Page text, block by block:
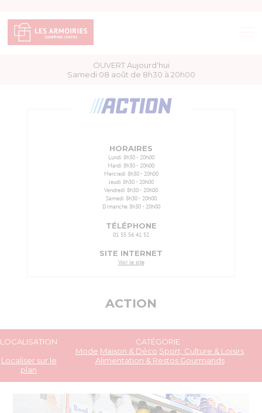
OUVERT Aujourd'hui
Samedi 08 août de 8h30 à 20h00
HORAIRES
Lundi 8h30 - 20h00
Mardi 8h30 - 20h00
Mercredi 8h30 - 20h00
Jeudi 8h30 - 20h00
Vendredi 8h30 - 20h00
Samedi 8h30 - 20h00
Dimanche 8h30 - 20h00
TÉLÉPHONE
01 55 56 41 52
SITE INTERNET
Voir le site
ACTION
LOCALISATION
:
Localiser sur le
plan
CATÉGORIE :
Mode Maison & Déco Sport, Culture & Loisirs
Alimentation & Restos Gourmands